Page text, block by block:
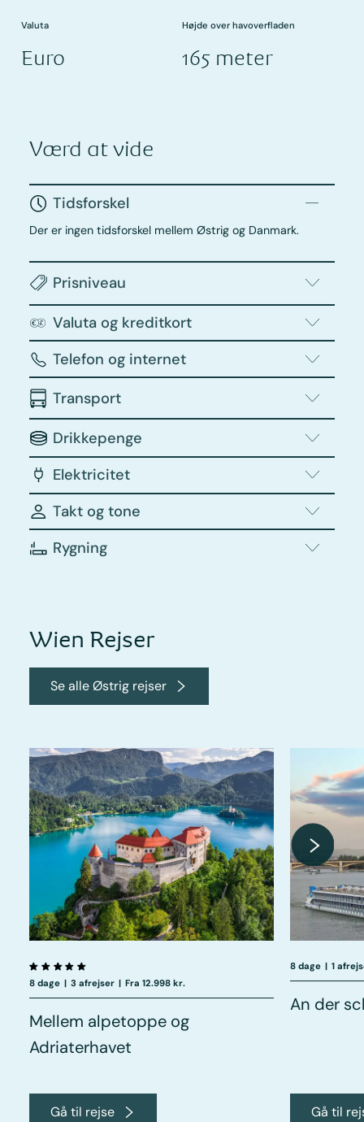
Valuta
Euro
Højde over havoverfladen
165 meter
Værd at vide
Tidsforskel
Der er ingen tidsforskel mellem Østrig og Danmark.
Prisniveau
Valuta og kreditkort
Telefon og internet
Transport
Drikkepenge
Elektricitet
Takt og tone
Rygning
Wien Rejser
Se alle Østrig rejser
8 dage | 3 afrejser | Fra 12.998 kr.
Mellem alpetoppe og
Adriaterhavet
Gå til rejse
8 dage | 1
An der
Gå til